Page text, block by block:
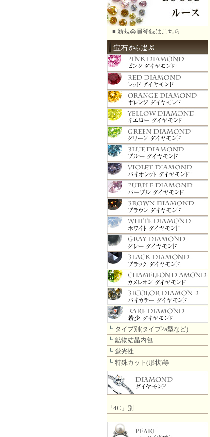
■ 新規会員登録はこちら
┗ タイプ別(タイプ2a型など)
┗ 鉱物結晶内包
┗ 蛍光性
┗ 特殊カット(形状)等
「4C」別